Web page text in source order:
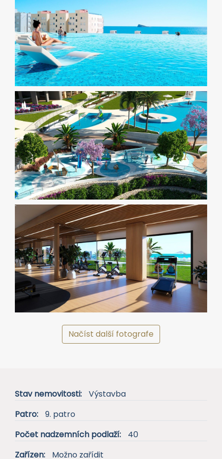
Načíst další fotografe
Stav nemovitosti:
Výstavba
Patro:
9. patro
Počet nadzemních podlaží:
40
Zařízen:
Možno zařídit